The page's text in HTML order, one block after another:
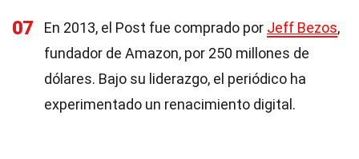
07 En 2013, el Post fue comprado por Jeff Bezos,
fundador de Amazon, por 250 millones de
dólares. Bajo su liderazgo, el periódico ha
experimentado un renacimiento digital.